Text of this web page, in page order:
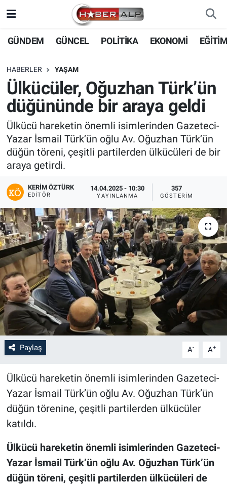
GÜNDEM GÜNCEL POLİTİKA EKONOMİ
HABERLER YAŞAM
Ülkücüler, Oğuzhan Türk’ün
düğününde bir araya geldi
Ülkücü hareketin önemli isimlerinden Gazeteci-
Yazar İsmail Türk’ün oğlu Av. Oğuzhan Türk’ün
düğün töreni, çeşitli partilerden ülkücüleri de bir
araya getirdi.
KERIM ÖZTÜRK
EDITÖR
14.04.2025 - 10:30
YAYINLANMA
357
GÖSTERIM
Paylaş A- A+
Ülkücü hareketin önemli isimlerinden Gazeteci-
Yazar İsmail Türk’ün oğlu Av. Oğuzhan Türk’ün
düğün törenine, çeşitli partilerden ülkücüler
katıldı.
Ülkücü hareketin önemli isimlerinden Gazeteci-
Yazar İsmail Türk’ün oğlu Av. Oğuzhan Türk’ün
düğün töreni, çeşitli partilerden ülkücüleri de
Nöbetçi Eczaneler
Hava Durumu
Trafik Durumu
Süper Lig Puan Durumu ve Fikstür
Tüm Manşetler
Son Dakika Haberleri
Haber Arşivi